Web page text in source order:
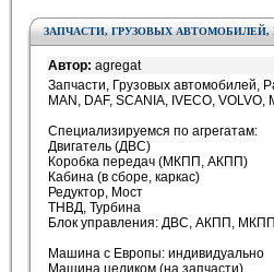
ЗАПЧАСТИ, ГРУЗОВЫХ АВТОМОБИЛЕЙ,
Автор: agregat
Запчасти, Грузовых автомобилей,
MAN, DAF, SCANIA, IVECO,
Специализируемся по агрегатам:
Двигатель (ДВС)
Коробка передач (МКПП, АКПП)
Кабина (в сборе, каркас)
Редуктор, Мост
ТНВД, Турбина
Блок управления: ДВС, АКПП,
Машина с Европы: индивидуально
Машина целиком (на запчасти)